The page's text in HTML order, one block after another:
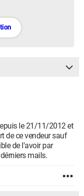
le 21/11/2012 et
de ce vendeur sauf
de l'avoir par
mails.